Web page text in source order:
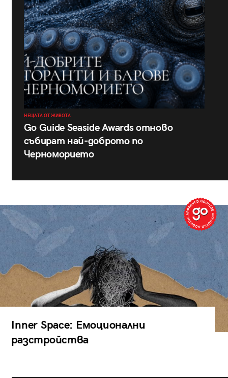
НЕЩАТА ОТ ЖИВОТА
Go Guide Seaside Awards отново
събират най-доброто по
Черноморието
Inner Space: Емоционални
разстройства